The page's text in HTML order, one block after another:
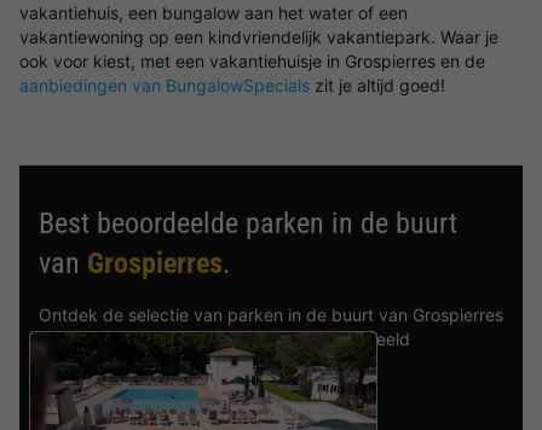
vakantiehuis, een bungalow aan het water of een
vakantiewoning op een kindvriendelijk vakantiepark. Waar je
ook voor kiest, met een vakantiehuisje in Grospierres en de
aanbiedingen van BungalowSpecials zit je altijd goed!
Best beoordeelde parken in de buurt
van Grospierres.
Ontdek de selectie van parken in de buurt van Grospierres
die door onze gasten als beste zijn beoordeeld